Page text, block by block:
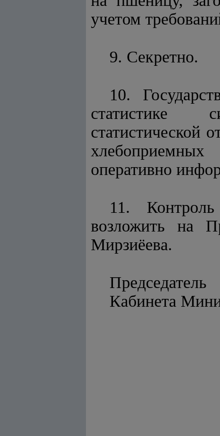
учетом
9. Секретно.
10.
статистике
статистической
оперативно
11.
возложить на
Мирзиёева.
Председатель